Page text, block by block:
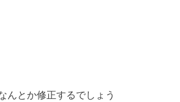
んとか修正するでしょう